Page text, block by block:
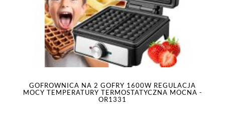
GOFROWNICA NA 2 GOFRY 1600W REGULACJA
MOCY TEMPERATURY TERMOSTATYCZNA MOCNA -
OR1331